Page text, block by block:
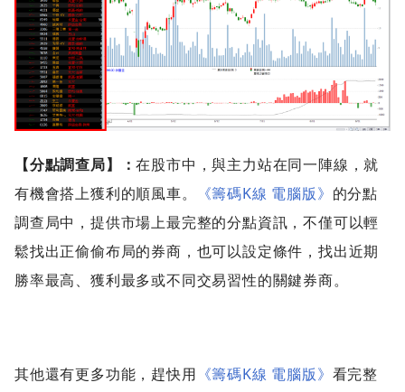
【分點調查局】：在股市中，與主力站在同一陣線，就
有機會搭上獲利的順風車。
《籌碼K線 電腦版》 的分點
調查局中，提供市場上最完整的分點資訊，不僅可以輕
鬆找出正偷偷布局的券商，也可以設定條件，找出近期
勝率最高、獲利最多或不同交易習性的關鍵券商。
其他還有更多功能，趕快用 《籌碼K線 電腦版》 看完整